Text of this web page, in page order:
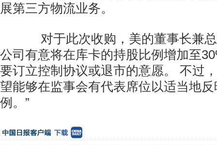
展第三方物流业务。
对于此次收购，美的董事长兼总
公司有意将在库卡的持股比例增加至
要订立控制协议或退市的意愿。 不过
望能够在监事会有代表席位以适当地
例。”